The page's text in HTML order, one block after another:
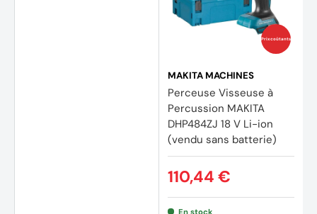
Prix coûtants
MAKITA MACHINES
Perceuse Visseuse à
Percussion MAKITA
DHP484ZJ 18 V Li-ion
(vendu sans batterie)
110,44 €